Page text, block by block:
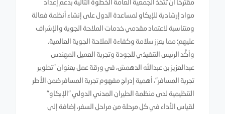
مواد إرشادية للإيكاو لمساعدة الدول على إنشاء أنظمة فعالة
ومتناسبة لاعتماد مقدمي خدمات الملاحة الجوية والإشراف
عليهم؛ مما يعزز سلامة وكفاءة الملاحة الجوية العالمية.
وأكَّد الرئيس التنفيذي للجودة وتجربة العميل المهندس
عبدالعزيز بن عبدالله الدهمش، في ورقة عمل بعنوان "تطوير
تجربة المسافر"، أهمية إدراج مفهوم تجربة المسافر ضمن الأطر
التنظيمية لدى منظمة الطيران المدني الدولي "الإيكاو"
لقياس الأداء في كل مرحلة من مراحل السفر، إضافة إلى